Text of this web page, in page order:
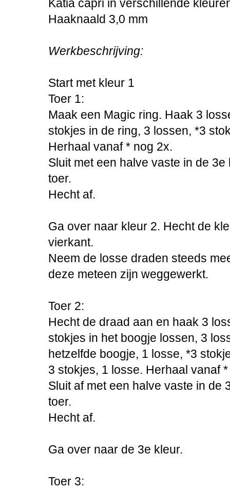
Katia capri in verschillende
Haaknaald 3,0 mm
Werkbeschrijving:
Start met kleur 1
Toer 1:
Maak een Magic ring. Haak 3
stokjes in de ring, 3 lossen, *3
Herhaal vanaf * nog 2x.
Sluit met een halve vaste in de
toer.
Hecht af.
Ga over naar kleur 2. Hecht de
vierkant.
Neem de losse draden steeds
deze meteen zijn weggewerkt.
Toer 2:
Hecht de draad aan en haak 3
stokjes in het boogje lossen, 3
hetzelfde boogje, 1 losse, *3
3 stokjes, 1 losse. Herhaal vanaf
Sluit af met een halve vaste in de
toer.
Hecht af.
Ga over naar de 3e kleur.
Toer 3: